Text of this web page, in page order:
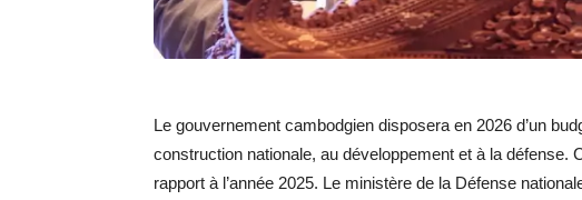
Le gouvernement cambodgien disposera en 2026 d’un
construction nationale, au développement et à la défense.
rapport à l’année 2025. Le ministère de la Défense